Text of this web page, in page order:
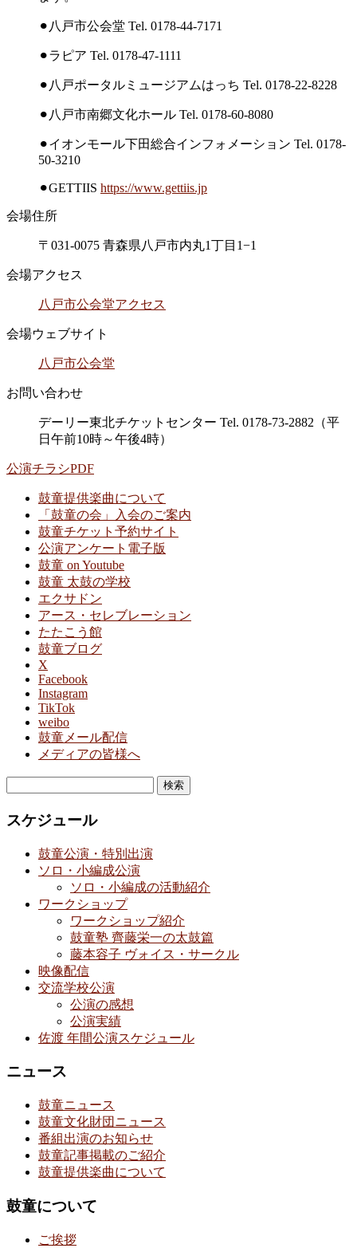
⚫︎八戸市公会堂 Tel. 0178-44-7171
⚫︎ラピア Tel. 0178-47-1111
⚫︎八戸ポータルミュージアムはっち Tel. 0178-22-8228
⚫︎八戸市南郷文化ホール Tel. 0178-60-8080
⚫︎イオンモール下田総合インフォメーション Tel. 0178-
50-3210
⚫︎GETTIIS https://www.gettiis.jp
会場住所
〒031-0075 青森県八戸市内丸1丁目1−1
会場アクセス
八戸市公会堂アクセス
会場ウェブサイト
八戸市公会堂
お問い合わせ
デーリー東北チケットセンター Tel. 0178-73-2882（平
日午前10時～午後4時）
公演チラシPDF
鼓童提供楽曲について
「鼓童の会」入会のご案内
鼓童チケット予約サイト
公演アンケート電子版
鼓童 on Youtube
鼓童 太鼓の学校
エクサドン
アース・セレブレーション
たたこう館
鼓童ブログ
X
Facebook
Instagram
TikTok
weibo
鼓童メール配信
メディアの皆様へ
スケジュール
鼓童公演・特別出演
ソロ・小編成公演
ソロ・小編成の活動紹介
ワークショップ
ワークショップ紹介
鼓童塾 齊藤栄一の太鼓篇
藤本容子 ヴォイス・サークル
映像配信
交流学校公演
公演の感想
公演実績
佐渡 年間公演スケジュール
ニュース
鼓童ニュース
鼓童文化財団ニュース
番組出演のお知らせ
鼓童記事掲載のご紹介
鼓童提供楽曲について
鼓童について
ご挨拶